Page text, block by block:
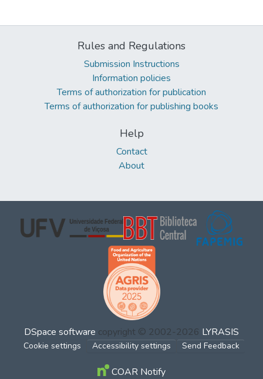
Rules and Regulations
Submission Instructions
Information policies
Terms of authorization for publication
Terms of authorization for publishing books
Help
Contact
About
DSpace software copyright © 2002-2026 LYRASIS
Cookie settings Accessibility settings Send Feedback
COAR Notify